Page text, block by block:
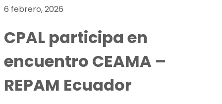
6 febrero, 2026
CPAL participa en
encuentro CEAMA –
REPAM Ecuador